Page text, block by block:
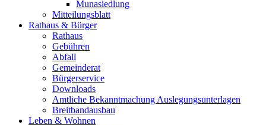
Munasiedlung
Mitteilungsblatt
Rathaus & Bürger
Rathaus
Gebühren
Abfall
Gemeinderat
Bürgerservice
Downloads
Amtliche Bekanntmachung Auslegungsunterlagen
Breitbandausbau
Leben & Wohnen